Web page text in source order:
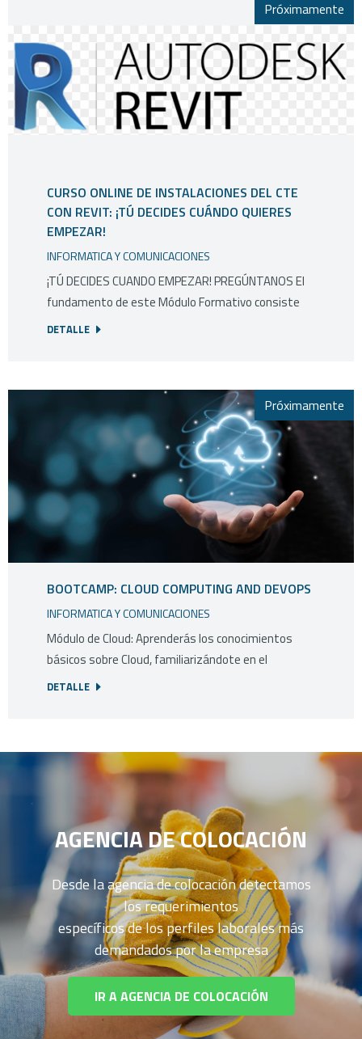
Próximamente
CURSO ONLINE DE INSTALACIONES DEL CTE
CON REVIT: ¡TÚ DECIDES CUÁNDO QUIERES
EMPEZAR!
INFORMATICA Y COMUNICACIONES
¡TÚ DECIDES CUANDO EMPEZAR! PREGÚNTANOS El
fundamento de este Módulo Formativo consiste
DETALLE
Próximamente
BOOTCAMP: CLOUD COMPUTING AND DEVOPS
INFORMATICA Y COMUNICACIONES
Módulo de Cloud: Aprenderás los conocimientos
básicos sobre Cloud, familiarizándote en el
DETALLE
AGENCIA DE COLOCACIÓN
Desde la agencia de colocación detectamos
los requerimientos
específicos de los perfiles laborales más
demandados por la empresa
IR A AGENCIA DE COLOCACIÓN